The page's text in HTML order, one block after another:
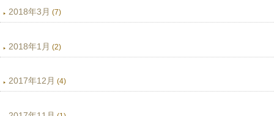
2018年3月 (7)
2018年1月 (2)
2017年12月 (4)